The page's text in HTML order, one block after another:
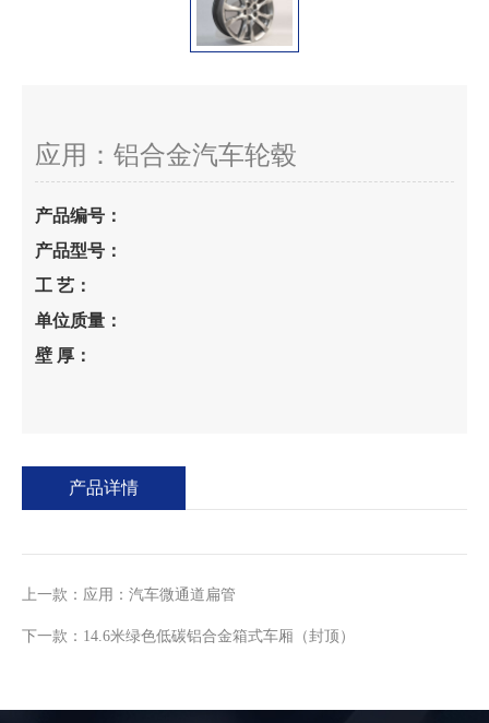
应用：铝合金汽车轮毂
产品编号：
产品型号：
工 艺：
单位质量：
壁 厚：
产品详情
上一款：应用：汽车微通道扁管
下一款：14.6米绿色低碳铝合金箱式车厢（封顶）